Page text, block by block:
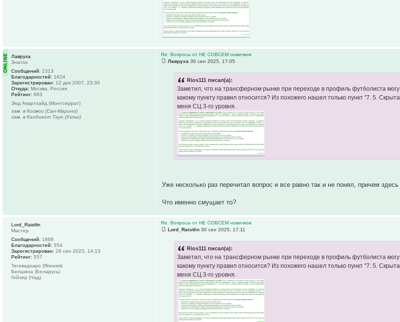
Re: Вопросы от НЕ СОВСЕМ новичков
Лавруха 30 сен 2025, 17:05
Rios111 писал(а):
Заметил, что на трансферном рынке при переходе в профиль футболиста
какому пункту правил относится? Из похожего нашел только пункт "7. 5.
меня СЦ 3-го уровня.
Уже несколько раз перечитал вопрос и все равно так и не понял, причем
Что именно смущает то?
Лавруха
Знаток
Сообщений: 2313
Благодарностей: 1624
Зарегистрирован: 12 дек 2007, 23:30
Откуда: Москва, Россия
Рейтинг: 663
Энд Апартхайд (Монтсеррат)
зам. в Космос (Сан-Марино)
зам. в Калдикот Таун (Уэльс)
Re: Вопросы от НЕ СОВСЕМ новичков
Lord_Raistlin 30 сен 2025, 17:11
Rios111 писал(а):
Заметил, что на трансферном рынке при переходе в профиль футболиста
какому пункту правил относится? Из похожего нашел только пункт "7. 5.
меня СЦ 3-го уровня.
Lord_Raistlin
Мастер
Сообщений: 1868
Благодарностей: 554
Зарегистрирован: 28 сен 2023, 14:13
Рейтинг: 557
Тегевадзаро (Япония)
Белшина (Беларусь)
Гейзер (Чад)